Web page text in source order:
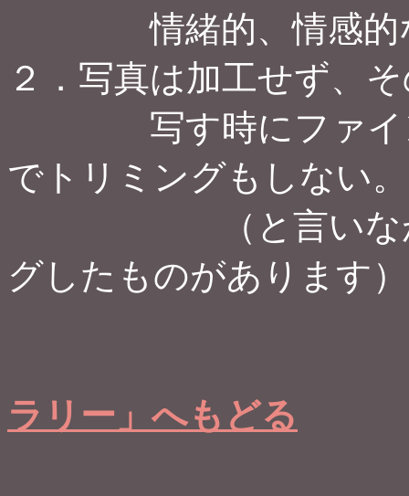
情緒的、情感的な
２．写真は加工せず、
写す時にファイン
でトリミングもしない。
（と言いながら
グしたものがあります）
ラリー」へもどる